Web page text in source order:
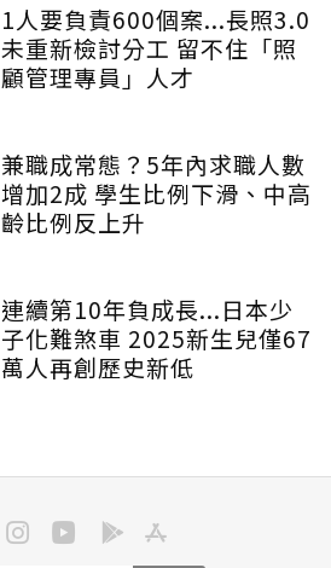
1人要負責600個案...長照3.0
未重新檢討分工 留不住「照
顧管理專員」人才
兼職成常態？5年內求職人數
增加2成 學生比例下滑、中高
齡比例反上升
連續第10年負成長...日本少
子化難煞車 2025新生兒僅67
萬人再創歷史新低